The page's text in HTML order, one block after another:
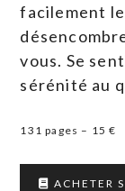
facilement
vous. Se
sérénité au
131 pages – 15 €
ACHETER